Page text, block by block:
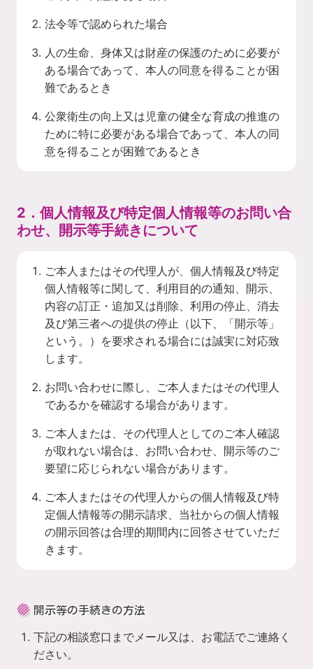
法令等で認められた場合
人の生命、身体又は財産の保護のために必要が
ある場合であって、本人の同意を得ることが困
難であるとき
公衆衛生の向上又は児童の健全な育成の推進の
ために特に必要がある場合であって、本人の同
意を得ることが困難であるとき
2．個人情報及び特定個人情報等のお問い合
わせ、開示等手続きについて
ご本人またはその代理人が、個人情報及び特定
個人情報等に関して、利用目的の通知、開示、
内容の訂正・追加又は削除、利用の停止、消去
及び第三者への提供の停止（以下、「開示等」
という。）を要求される場合には誠実に対応致
します。
お問い合わせに際し、ご本人またはその代理人
であるかを確認する場合があります。
ご本人または、その代理人としてのご本人確認
が取れない場合は、お問い合わせ、開示等のご
要望に応じられない場合があります。
ご本人またはその代理人からの個人情報及び特
定個人情報等の開示請求、当社からの個人情報
の開示回答は合理的期間内に回答させていただ
きます。
開示等の手続きの方法
下記の相談窓口までメール又は、お電話でご連絡く
ださい。